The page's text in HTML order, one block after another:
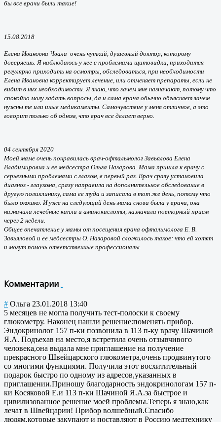
бы все врачи были такие!
15.08.2018
Елена Ивановна Чвала очень чуткий, душевный доктор, которому
доверяешь. Я наблюдаюсь у нее с проблемами щитовидки, приходится
регулярно приходить на осмотры, обследоваться, при необходимости
Елена Ивановна корректирует лечение, или отменяет препараты, если не
видит в них необходимости. Я знаю, что зачем мне назначают, потому что
спокойно могу задать вопросы, да и сама врача обычно объясняет зачем
нужны те или иные медикаменты. Самочувствие у меня отличное, а это
говорит только об одном, что врач все делает верно.
04 сентября 2020
Моей маме очень понравилась врач-офтальмолог Завьялова Елена
Владимировна и ее медсестра Ольга Назарова. Мама пришла к врачу с
серьезными проблемами с глазом, в первый раз. Врач сразу установила
диагноз - глаукома, сразу направила на дополнительное обследование в
другую поликлинику, сама ее туда и записала в тот же день, потому что
было окошко. И уже на следующий день мама снова была у врача, она
назначила лечебные капли и аминокислоты, назначила повторный прием
через 2 недели.
Общее впечатление у мамы от посещения врача офтальмолога Е. В.
Завьяловой и ее медсестры О. Назаровой сложилось такое: что ей хотят
и могут помочь ответственные профессионалы.
Комментарии
# Ольга 23.01.2018 13:40
5 месяцев не могла получить тест-полоски к своему
глюкометру. Наконец нашли решение:поменять прибор.
Эндокринолог 157 п-ки позвонила в 113 п-ку врачу Шачиной
Я.А. Подъехав на место,я встретила очень отзывчивого
человека,она выдала мне приглашение на получение
прекрасного Швейцарского глюкометра,очень продвинутого
со многими функциями. Получила этот восхитительный
подарок быстро по одному из адресов,указанных в
приглашении.Приношу благодарность эндокринологам 157 п-
ки Косяковой Е.и 113 п-ки Шачиной Я.А.за быстрое и
цивилизованное решение моей проблемы.Теперь я знаю,как
лечат в Швейцарии! Прибор волшебный.Спасибо
людям,которые закупают и поставляют в Россию медтехнику